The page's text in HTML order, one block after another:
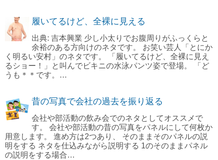
履いてるけど、全裸に見える
出典: 吉本興業 少し小太りでお腹周りがふっくらと
余裕のある方向けのネタです。 お笑い芸人「とにか
く明るい安村」のネタです。 「履いてるけど、全裸に見え
るショー！」と叫んでビキニの水泳パンツ姿で登場。 「ど
うも＊＊です。…
昔の写真で会社の過去を振り返る
会社や部活動の飲み会でのネタとしてオススメで
す。 会社や部活動の昔の写真をパネルにして何枚か
用意します。 進め方は2つあり、 そのままそのパネルの説
明をする ネタを仕込みながら説明する 1のそのままパネル
の説明をする場合…